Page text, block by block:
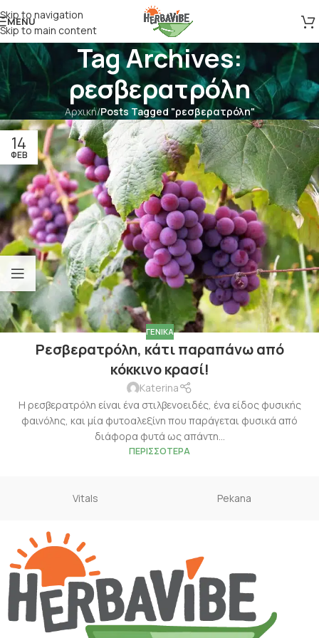
Skip to navigation
Skip to main content
MENU
Tag Archives:
ρεσβερατρόλη
Αρχική/Posts Tagged "ρεσβερατρόλη"
14
ΦΕΒ
ΓΕΝΙΚΆ
Ρεσβερατρόλη, κάτι παραπάνω από
κόκκινο κρασί!
Katerina
Η ρεσβερατρόλη είναι ένα στιλβενοειδές, ένα είδος φυσικής
φαινόλης, και μία φυτοαλεξίνη που παράγεται φυσικά από
διάφορα φυτά ως απάντη...
ΠΕΡΙΣΣΌΤΕΡΑ
Vitals Pekana